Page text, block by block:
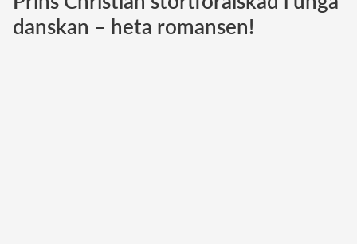
Norska kungahuset
danskan – heta romansen!